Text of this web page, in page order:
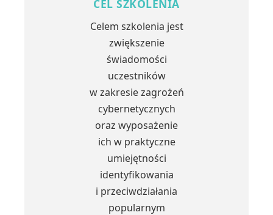
CEL SZKOLENIA
Celem szkolenia jest
zwiększenie
świadomości
uczestników
w zakresie zagrożeń
cybernetycznych
oraz wyposażenie
ich w praktyczne
umiejętności
identyfikowania
i przeciwdziałania
popularnym